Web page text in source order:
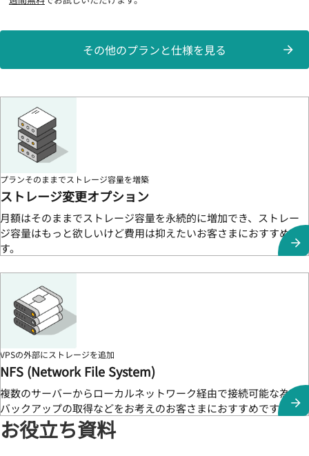
その他のプランと仕様を見る
プランそのままでストレージ容量を増築
ストレージ変更オプション
月額はそのままでストレージ容量を永続的に増加でき、ストレー
ジ容量はもっと欲しいけど費用は抑えたいお客さまにおすすめで
す。
VPSの外部にストレージを追加
NFS (Network File System)
複数のサーバーからローカルネットワーク経由で接続可能な為、
バックアップの取得などをお考えのお客さまにおすすめです。
お役立ち資料